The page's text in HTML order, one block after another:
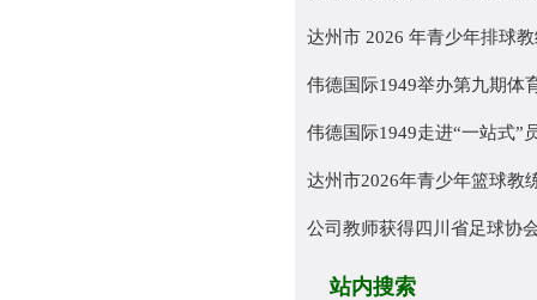
达州市 2026 年青少年排球
伟德国际1949举办第九期体
伟德国际1949走进“一站式”
达州市2026年青少年篮球教
公司教师获得四川省足球协
站内搜索